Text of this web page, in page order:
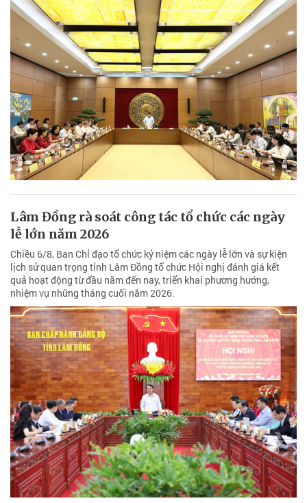
Lâm Đồng rà soát công tác tổ chức các ngày
lễ lớn năm 2026
Chiều 6/8, Ban Chỉ đạo tổ chức kỷ niệm các ngày lễ lớn và sự kiện
lịch sử quan trọng tỉnh Lâm Đồng tổ chức Hội nghị đánh giá kết
quả hoạt động từ đầu năm đến nay, triển khai phương hướng,
nhiệm vụ những tháng cuối năm 2026.